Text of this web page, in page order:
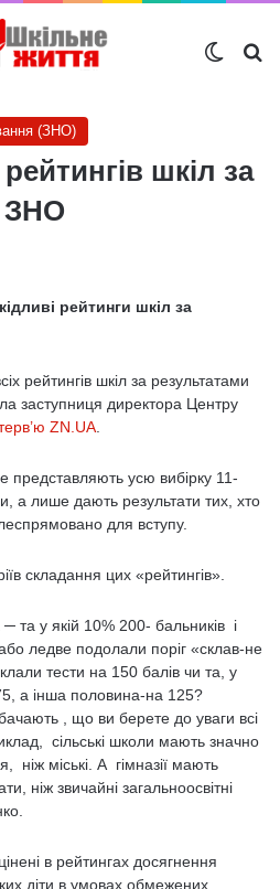
(ЗНО)
шкіл за
ЗНО
рейтинги шкіл за
рейтингів шкіл за результатами
заступниця директора Центру
ZN.UA
представляють усю вибірку 11-
а лише дають результати тих, хто
для вступу.
складання цих «рейтингів».
та у якій 10% 200- бальників і
ледве подолали поріг «склав-не
тести на 150 балів чи та, у
а інша половина-на 125?
, що ви берете до уваги всі
сільські школи мають значно
ніж міські. А гімназії мають
ніж звичайні загальноосвітні
в рейтингах досягнення
діти в умовах обмежених